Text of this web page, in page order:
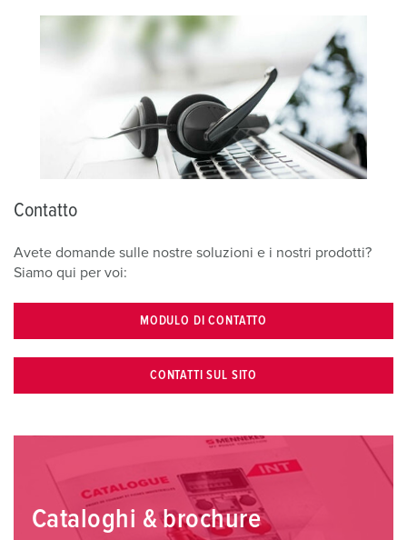
Contatto
Avete domande sulle nostre soluzioni e i nostri prodotti?
Siamo qui per voi:
MODULO DI CONTATTO
CONTATTI SUL SITO
Cataloghi & brochure